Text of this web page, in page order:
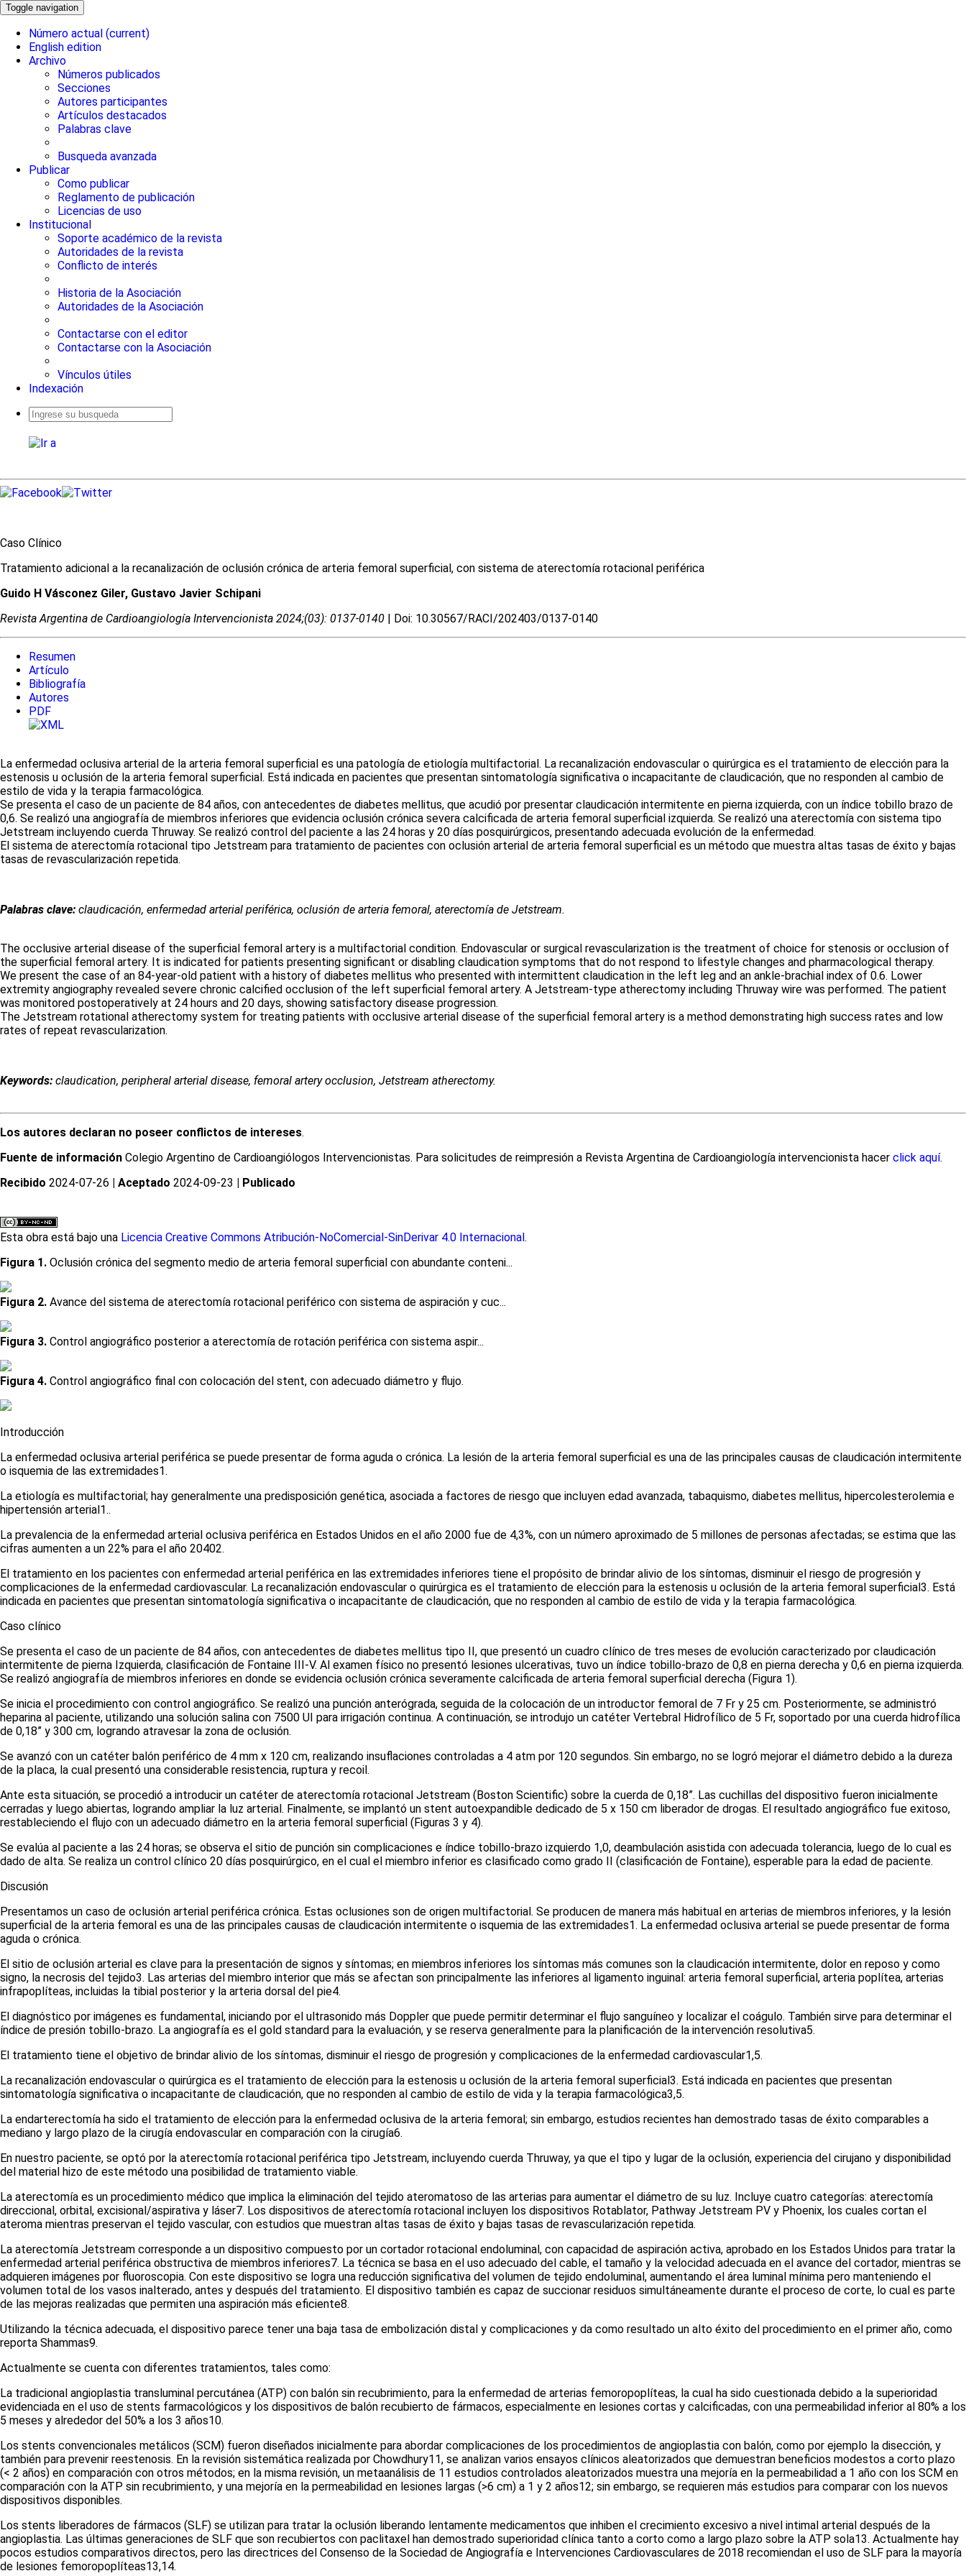
Toggle navigation
Número actual (current)
English edition
Archivo
Números publicados
Secciones
Autores participantes
Artículos destacados
Palabras clave
Busqueda avanzada
Publicar
Como publicar
Reglamento de publicación
Licencias de uso
Institucional
Soporte académico de la revista
Autoridades de la revista
Conflicto de interés
Historia de la Asociación
Autoridades de la Asociación
Contactarse con el editor
Contactarse con la Asociación
Vínculos útiles
Indexación
Caso Clínico
Tratamiento adicional a la recanalización de oclusión crónica de arteria femoral superficial, con sistema de aterectomía rotacional periférica
Guido H Vásconez Giler, Gustavo Javier Schipani
Revista Argentina de Cardioangiologí­a Intervencionista 2024;(03): 0137-0140 | Doi: 10.30567/RACI/202403/0137-0140
Resumen
Artículo
Bibliografía
Autores
PDF
La enfermedad oclusiva arterial de la arteria femoral superficial es una patología de etiología multifactorial. La recanalización endovascular o quirúrgica es el tratamiento de elección para la
estenosis u oclusión de la arteria femoral superficial. Está indicada en pacientes que presentan sintomatología significativa o incapacitante de claudicación, que no responden al cambio de
estilo de vida y la terapia farmacológica.
Se presenta el caso de un paciente de 84 años, con antecedentes de diabetes mellitus, que acudió por presentar claudicación intermitente en pierna izquierda, con un índice tobillo brazo de
0,6. Se realizó una angiografía de miembros inferiores que evidencia oclusión crónica severa calcificada de arteria femoral superficial izquierda. Se realizó una aterectomía con sistema tipo
Jetstream incluyendo cuerda Thruway. Se realizó control del paciente a las 24 horas y 20 días posquirúrgicos, presentando adecuada evolución de la enfermedad.
El sistema de aterectomía rotacional tipo Jetstream para tratamiento de pacientes con oclusión arterial de arteria femoral superficial es un método que muestra altas tasas de éxito y bajas
tasas de revascularización repetida.
Palabras clave: claudicación, enfermedad arterial periférica, oclusión de arteria femoral, aterectomía de Jetstream.
The occlusive arterial disease of the superficial femoral artery is a multifactorial condition. Endovascular or surgical revascularization is the treatment of choice for stenosis or occlusion of
the superficial femoral artery. It is indicated for patients presenting significant or disabling claudication symptoms that do not respond to lifestyle changes and pharmacological therapy.
We present the case of an 84-year-old patient with a history of diabetes mellitus who presented with intermittent claudication in the left leg and an ankle-brachial index of 0.6. Lower
extremity angiography revealed severe chronic calcified occlusion of the left superficial femoral artery. A Jetstream-type atherectomy including Thruway wire was performed. The patient
was monitored postoperatively at 24 hours and 20 days, showing satisfactory disease progression.
The Jetstream rotational atherectomy system for treating patients with occlusive arterial disease of the superficial femoral artery is a method demonstrating high success rates and low
rates of repeat revascularization.
Keywords: claudication, peripheral arterial disease, femoral artery occlusion, Jetstream atherectomy.
Los autores declaran no poseer conflictos de intereses.
Fuente de información Colegio Argentino de Cardioangiólogos Intervencionistas. Para solicitudes de reimpresión a Revista Argentina de Cardioangiología intervencionista hacer click aquí.
Recibido 2024-07-26 | Aceptado 2024-09-23 | Publicado
Esta obra está bajo una Licencia Creative Commons Atribución-NoComercial-SinDerivar 4.0 Internacional.
Figura 1. Oclusión crónica del segmento medio de arteria femoral superficial con abundante conteni...
Figura 2. Avance del sistema de aterectomía rotacional periférico con sistema de aspiración y cuc...
Figura 3. Control angiográfico posterior a aterectomía de rotación periférica con sistema aspir...
Figura 4. Control angiográfico final con colocación del stent, con adecuado diámetro y flujo.
Introducción
La enfermedad oclusiva arterial periférica se puede presentar de forma aguda o crónica. La lesión de la arteria femoral superficial es una de las principales causas de claudicación intermitente
o isquemia de las extremidades1.
La etiología es multifactorial; hay generalmente una predisposición genética, asociada a factores de riesgo que incluyen edad avanzada, tabaquismo, diabetes mellitus, hipercolesterolemia e
hipertensión arterial1..
La prevalencia de la enfermedad arterial oclusiva periférica en Estados Unidos en el año 2000 fue de 4,3%, con un número aproximado de 5 millones de personas afectadas; se estima que las
cifras aumenten a un 22% para el año 20402.
El tratamiento en los pacientes con enfermedad arterial periférica en las extremidades inferiores tiene el propósito de brindar alivio de los síntomas, disminuir el riesgo de progresión y
complicaciones de la enfermedad cardiovascular. La recanalización endovascular o quirúrgica es el tratamiento de elección para la estenosis u oclusión de la arteria femoral superficial3. Está
indicada en pacientes que presentan sintomatología significativa o incapacitante de claudicación, que no responden al cambio de estilo de vida y la terapia farmacológica.
Caso clínico
Se presenta el caso de un paciente de 84 años, con antecedentes de diabetes mellitus tipo II, que presentó un cuadro clínico de tres meses de evolución caracterizado por claudicación
intermitente de pierna Izquierda, clasificación de Fontaine III-V. Al examen físico no presentó lesiones ulcerativas, tuvo un índice tobillo-brazo de 0,8 en pierna derecha y 0,6 en pierna izquierda.
Se realizó angiografía de miembros inferiores en donde se evidencia oclusión crónica severamente calcificada de arteria femoral superficial derecha (Figura 1).
Se inicia el procedimiento con control angiográfico. Se realizó una punción anterógrada, seguida de la colocación de un introductor femoral de 7 Fr y 25 cm. Posteriormente, se administró
heparina al paciente, utilizando una solución salina con 7500 UI para irrigación continua. A continuación, se introdujo un catéter Vertebral Hidrofílico de 5 Fr, soportado por una cuerda hidrofílica
de 0,18” y 300 cm, logrando atravesar la zona de oclusión.
Se avanzó con un catéter balón periférico de 4 mm x 120 cm, realizando insuflaciones controladas a 4 atm por 120 segundos. Sin embargo, no se logró mejorar el diámetro debido a la dureza
de la placa, la cual presentó una considerable resistencia, ruptura y recoil.
Ante esta situación, se procedió a introducir un catéter de aterectomía rotacional Jetstream (Boston Scientific) sobre la cuerda de 0,18”. Las cuchillas del dispositivo fueron inicialmente
cerradas y luego abiertas, logrando ampliar la luz arterial. Finalmente, se implantó un stent autoexpandible dedicado de 5 x 150 cm liberador de drogas. El resultado angiográfico fue exitoso,
restableciendo el flujo con un adecuado diámetro en la arteria femoral superficial (Figuras 3 y 4).
Se evalúa al paciente a las 24 horas; se observa el sitio de punción sin complicaciones e índice tobillo-brazo izquierdo 1,0, deambulación asistida con adecuada tolerancia, luego de lo cual es
dado de alta. Se realiza un control clínico 20 días posquirúrgico, en el cual el miembro inferior es clasificado como grado II (clasificación de Fontaine), esperable para la edad de paciente.
Discusión
Presentamos un caso de oclusión arterial periférica crónica. Estas oclusiones son de origen multifactorial. Se producen de manera más habitual en arterias de miembros inferiores, y la lesión
superficial de la arteria femoral es una de las principales causas de claudicación intermitente o isquemia de las extremidades1. La enfermedad oclusiva arterial se puede presentar de forma
aguda o crónica.
El sitio de oclusión arterial es clave para la presentación de signos y síntomas; en miembros inferiores los síntomas más comunes son la claudicación intermitente, dolor en reposo y como
signo, la necrosis del tejido3. Las arterias del miembro interior que más se afectan son principalmente las inferiores al ligamento inguinal: arteria femoral superficial, arteria poplítea, arterias
infrapoplíteas, incluidas la tibial posterior y la arteria dorsal del pie4.
El diagnóstico por imágenes es fundamental, iniciando por el ultrasonido más Doppler que puede permitir determinar el flujo sanguíneo y localizar el coágulo. También sirve para determinar el
índice de presión tobillo-brazo. La angiografía es el gold standard para la evaluación, y se reserva generalmente para la planificación de la intervención resolutiva5.
El tratamiento tiene el objetivo de brindar alivio de los síntomas, disminuir el riesgo de progresión y complicaciones de la enfermedad cardiovascular1,5.
La recanalización endovascular o quirúrgica es el tratamiento de elección para la estenosis u oclusión de la arteria femoral superficial3. Está indicada en pacientes que presentan
sintomatología significativa o incapacitante de claudicación, que no responden al cambio de estilo de vida y la terapia farmacológica3,5.
La endarterectomía ha sido el tratamiento de elección para la enfermedad oclusiva de la arteria femoral; sin embargo, estudios recientes han demostrado tasas de éxito comparables a
mediano y largo plazo de la cirugía endovascular en comparación con la cirugía6.
En nuestro paciente, se optó por la aterectomía rotacional periférica tipo Jetstream, incluyendo cuerda Thruway, ya que el tipo y lugar de la oclusión, experiencia del cirujano y disponibilidad
del material hizo de este método una posibilidad de tratamiento viable.
La aterectomía es un procedimiento médico que implica la eliminación del tejido ateromatoso de las arterias para aumentar el diámetro de su luz. Incluye cuatro categorías: aterectomía
direccional, orbital, excisional/aspirativa y láser7. Los dispositivos de aterectomía rotacional incluyen los dispositivos Rotablator, Pathway Jetstream PV y Phoenix, los cuales cortan el
ateroma mientras preservan el tejido vascular, con estudios que muestran altas tasas de éxito y bajas tasas de revascularización repetida.
La aterectomía Jetstream corresponde a un dispositivo compuesto por un cortador rotacional endoluminal, con capacidad de aspiración activa, aprobado en los Estados Unidos para tratar la
enfermedad arterial periférica obstructiva de miembros inferiores7. La técnica se basa en el uso adecuado del cable, el tamaño y la velocidad adecuada en el avance del cortador, mientras se
adquieren imágenes por fluoroscopia. Con este dispositivo se logra una reducción significativa del volumen de tejido endoluminal, aumentando el área luminal mínima pero manteniendo el
volumen total de los vasos inalterado, antes y después del tratamiento. El dispositivo también es capaz de succionar residuos simultáneamente durante el proceso de corte, lo cual es parte
de las mejoras realizadas que permiten una aspiración más eficiente8.
Utilizando la técnica adecuada, el dispositivo parece tener una baja tasa de embolización distal y complicaciones y da como resultado un alto éxito del procedimiento en el primer año, como
reporta Shammas9.
Actualmente se cuenta con diferentes tratamientos, tales como:
La tradicional angioplastia transluminal percutánea (ATP) con balón sin recubrimiento, para la enfermedad de arterias femoropoplíteas, la cual ha sido cuestionada debido a la superioridad
evidenciada en el uso de stents farmacológicos y los dispositivos de balón recubierto de fármacos, especialmente en lesiones cortas y calcificadas, con una permeabilidad inferior al 80% a los
5 meses y alrededor del 50% a los 3 años10.
Los stents convencionales metálicos (SCM) fueron diseñados inicialmente para abordar complicaciones de los procedimientos de angioplastia con balón, como por ejemplo la disección, y
también para prevenir reestenosis. En la revisión sistemática realizada por Chowdhury11, se analizan varios ensayos clínicos aleatorizados que demuestran beneficios modestos a corto plazo
(< 2 años) en comparación con otros métodos; en la misma revisión, un metaanálisis de 11 estudios controlados aleatorizados muestra una mejoría en la permeabilidad a 1 año con los SCM en
comparación con la ATP sin recubrimiento, y una mejoría en la permeabilidad en lesiones largas (>6 cm) a 1 y 2 años12; sin embargo, se requieren más estudios para comparar con los nuevos
dispositivos disponibles.
Los stents liberadores de fármacos (SLF) se utilizan para tratar la oclusión liberando lentamente medicamentos que inhiben el crecimiento excesivo a nivel intimal arterial después de la
angioplastia. Las últimas generaciones de SLF que son recubiertos con paclitaxel han demostrado superioridad clínica tanto a corto como a largo plazo sobre la ATP sola13. Actualmente hay
pocos estudios comparativos directos, pero las directrices del Consenso de la Sociedad de Angiografía e Intervenciones Cardiovasculares de 2018 recomiendan el uso de SLF para la mayoría
de lesiones femoropoplíteas13,14.